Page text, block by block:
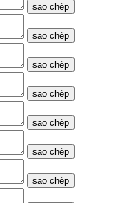
sao chép
sao chép
sao chép
sao chép
sao chép
sao chép
sao chép